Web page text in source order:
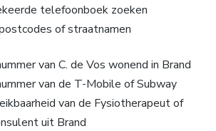
telefoonboek zoeken
of straatnamen
van C. de Vos wonend in Brand
van de T-Mobile of Subway
van de Fysiotherapeut of
uit Brand